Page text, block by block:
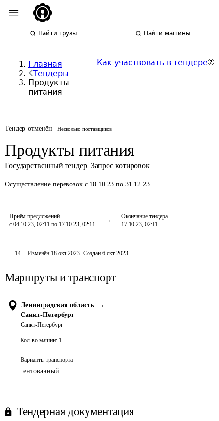
Найти грузы Найти машины
Главная
Тендеры
Продукты
питания
Как участвовать в тендере
Тендер отменён Несколько поставщиков
Продукты питания
Государственный тендер, Запрос котировок
Осуществление перевозок с 18.10.23 по 31.12.23
Приём предложений
с 04.10.23, 02:11 по 17.10.23, 02:11
Окончание тендера
17.10.23, 02:11
14 Изменён 18 окт 2023. Создан 6 окт 2023
Маршруты и транспорт
Ленинградская область
→
Санкт-Петербург
Санкт-Петербург
Кол-во машин: 1
Варианты транспорта
тентованный
Тендерная документация